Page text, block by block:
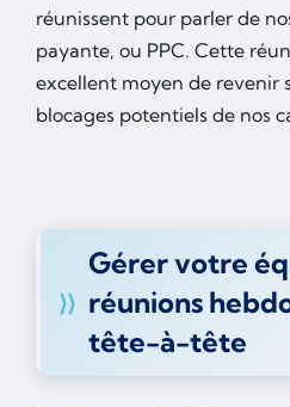
réunissent pour parler de
payante, ou PPC. Cette
excellent moyen de revenir
blocages potentiels de nos
Gérer votre
réunions
tête-à-tête